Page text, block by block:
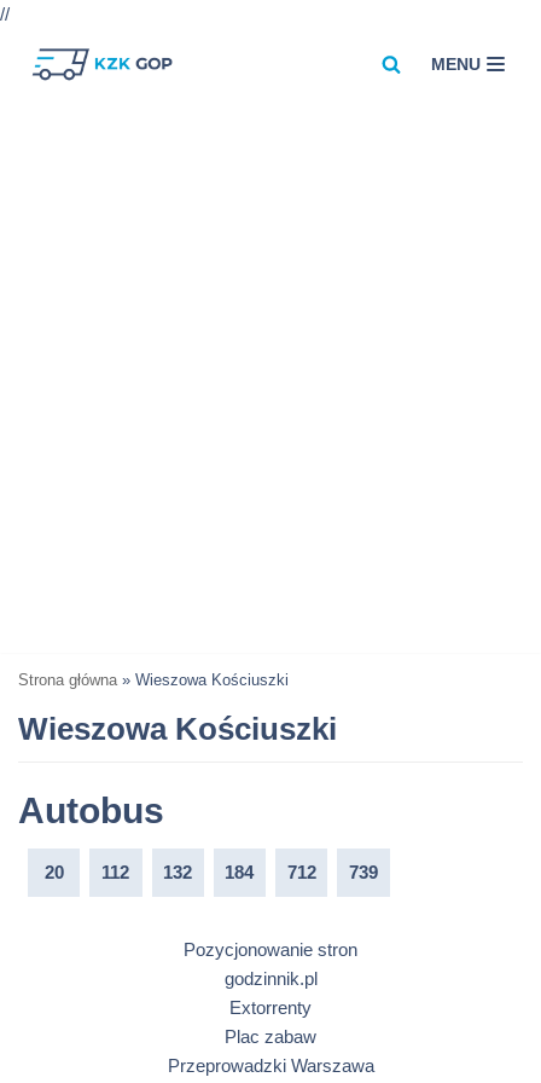
//
MENU
Strona główna » Wieszowa Kościuszki
Wieszowa Kościuszki
Autobus
20 112 132 184 712 739
Pozycjonowanie stron
godzinnik.pl
Extorrenty
Plac zabaw
Przeprowadzki Warszawa